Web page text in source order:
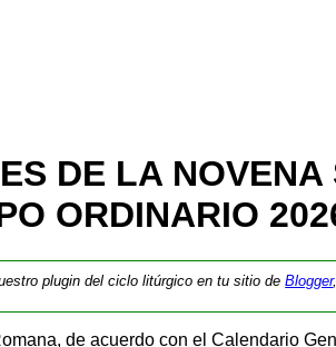
DE LA NOVENA
ORDINARIO
plugin del ciclo litúrgico en tu sitio deBlogger,
de acuerdo con el Calendario